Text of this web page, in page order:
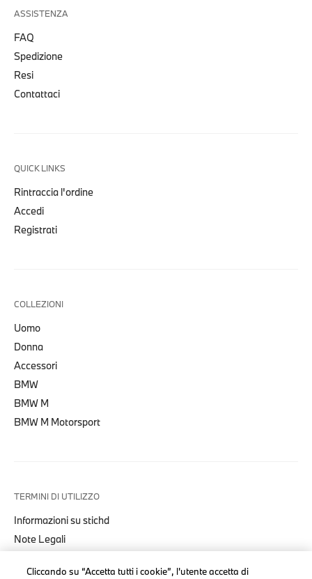
ASSISTENZA
FAQ
Spedizione
Resi
Contattaci
QUICK LINKS
Rintraccia l'ordine
Accedi
Registrati
COLLEZIONI
Uomo
Donna
Accessori
BMW
BMW M
BMW M Motorsport
TERMINI DI UTILIZZO
Informazioni su stichd
Note Legali
Cliccando su “Accetta tutti i cookie”, l'utente accetta di